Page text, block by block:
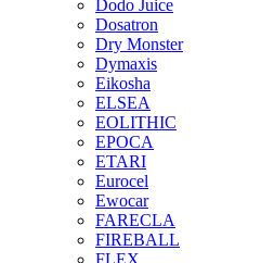
Dodo Juice
Dosatron
Dry Monster
Dymaxis
Eikosha
ELSEA
EOLITHIC
EPOCA
ETARI
Eurocel
Ewocar
FARECLA
FIREBALL
FLEX